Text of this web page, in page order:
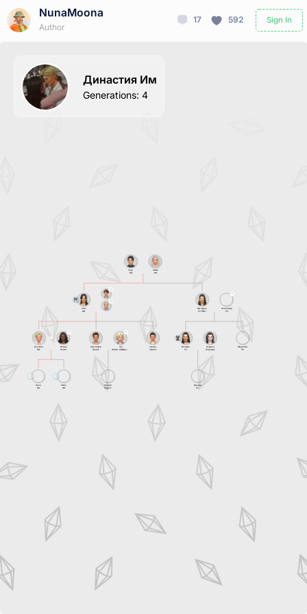
NunaMoona
Author
17 592 Sign In
Сана
Им
Сану
Им
Джордан
Гот (Им)
Джинён
Им
Кристофер
Харрис
Розмари
Гот
Морриган
Гот
Дориан
Гот
Лиен
Им
Хёнгу
Им
Оливер
Харрис
Закари
Харрис
Эмми
Им
Александр
Гот
Мэнди
Льюис
Тая
Харрис (Офферман)
Дамиен
Олдридж
Династия Им
Generations: 4